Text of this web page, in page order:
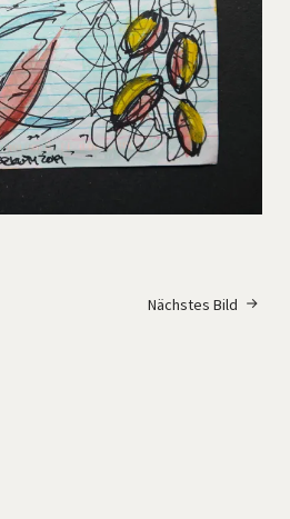
Nächstes Bild